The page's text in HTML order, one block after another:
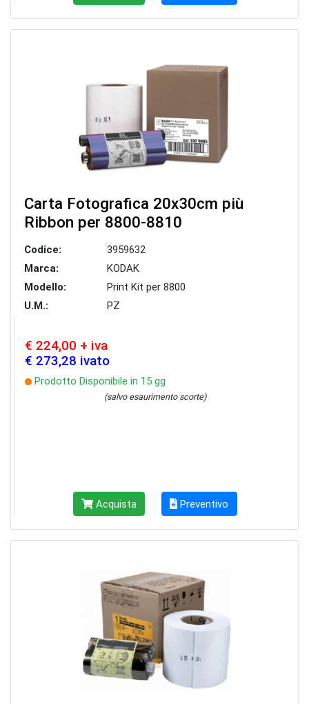
Carta Fotografica 20x30cm più
Ribbon per 8800-8810
Codice:
3959632
Marca:
KODAK
Modello:
Print Kit per 8800
U.M.:
PZ
€ 224,00 + iva
€ 273,28 ivato
Prodotto Disponibile in 15 gg
(salvo esaurimento scorte)
Acquista Preventivo